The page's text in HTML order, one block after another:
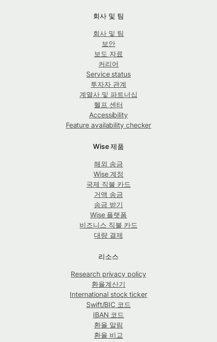
회사 및 팀
회사 및 팀
보안
보도 자료
커리어
Service status
투자자 관계
계열사 및 파트너십
헬프 센터
Accessibility
Feature availability checker
Wise 제품
해외 송금
Wise 계정
국제 직불 카드
거액 송금
송금 받기
Wise 플랫폼
비즈니스 직불 카드
대량 결제
리소스
Research privacy policy
환율계산기
International stock ticker
Swift/BIC 코드
IBAN 코드
환율 알림
환율 비교